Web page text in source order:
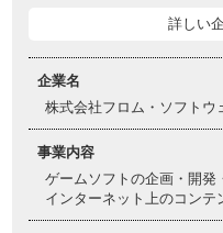
詳しい
企業名
株式会社フロム・ソフトウ
事業内容
ゲームソフトの企画・開発
インターネット上のコンテ